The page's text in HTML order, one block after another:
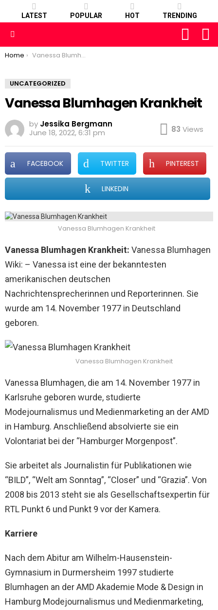
LATEST POPULAR HOT TRENDING
FOLLOW
You are here:
Home Vanessa Blumhagen Krankheit
UNCATEGORIZED
Vanessa Blumhagen Krankheit
by Jessika Bergmann
June 18, 2022, 6:31 pm
83 Views
FACEBOOK TWITTER PINTEREST
LINKEDIN
Vanessa Blumhagen Krankheit
Vanessa Blumhagen Krankheit: Vanessa Blumhagen
Wiki: – Vanessa ist eine der bekanntesten
amerikanischen deutschen
Nachrichtensprecherinnen und Reporterinnen. Sie
wurde am 14. November 1977 in Deutschland
geboren.
Vanessa Blumhagen Krankheit
Vanessa Blumhagen, die am 14. November 1977 in
Karlsruhe geboren wurde, studierte
Modejournalismus und Medienmarketing an der AMD
in Hamburg. Anschließend absolvierte sie ein
Volontariat bei der “Hamburger Morgenpost”.
Sie arbeitet als Journalistin für Publikationen wie
“BILD”, “Welt am Sonntag”, “Closer” und “Grazia”. Von
2008 bis 2013 steht sie als Gesellschaftsexpertin für
RTL Punkt 6 und Punkt 9 vor der Kamera.
Karriere
Nach dem Abitur am Wilhelm-Hausenstein-
Gymnasium in Durmersheim 1997 studierte
Blumhagen an der AMD Akademie Mode & Design in
Hamburg Modejournalismus und Medienmarketing,